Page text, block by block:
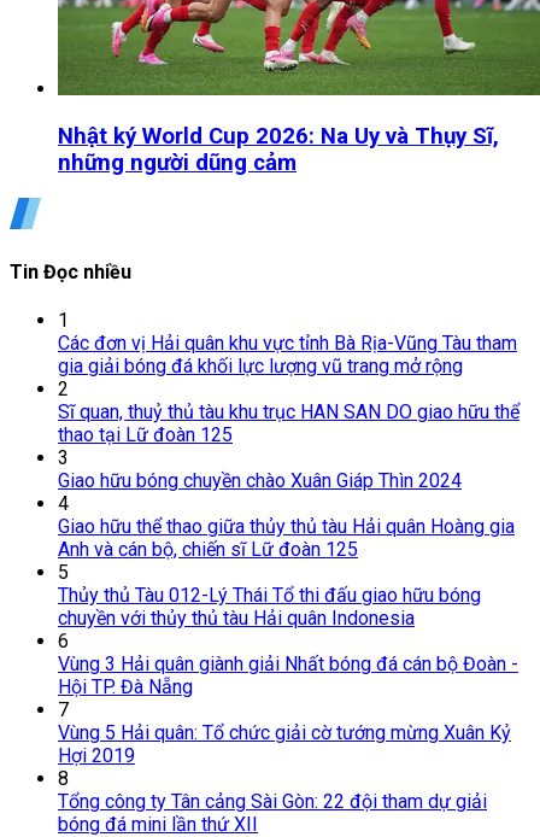
Nhật ký World Cup 2026: Na Uy và Thụy Sĩ,
những người dũng cảm
Tin Đọc nhiều
1
Các đơn vị Hải quân khu vực tỉnh Bà Rịa-Vũng Tàu tham
gia giải bóng đá khối lực lượng vũ trang mở rộng
2
Sĩ quan, thuỷ thủ tàu khu trục HAN SAN DO giao hữu thể
thao tại Lữ đoàn 125
3
Giao hữu bóng chuyền chào Xuân Giáp Thìn 2024
4
Giao hữu thể thao giữa thủy thủ tàu Hải quân Hoàng gia
Anh và cán bộ, chiến sĩ Lữ đoàn 125
5
Thủy thủ Tàu 012-Lý Thái Tổ thi đấu giao hữu bóng
chuyền với thủy thủ tàu Hải quân Indonesia
6
Vùng 3 Hải quân giành giải Nhất bóng đá cán bộ Đoàn -
Hội TP. Đà Nẵng
7
Vùng 5 Hải quân: Tổ chức giải cờ tướng mừng Xuân Kỷ
Hợi 2019
8
Tổng công ty Tân cảng Sài Gòn: 22 đội tham dự giải
bóng đá mini lần thứ XII